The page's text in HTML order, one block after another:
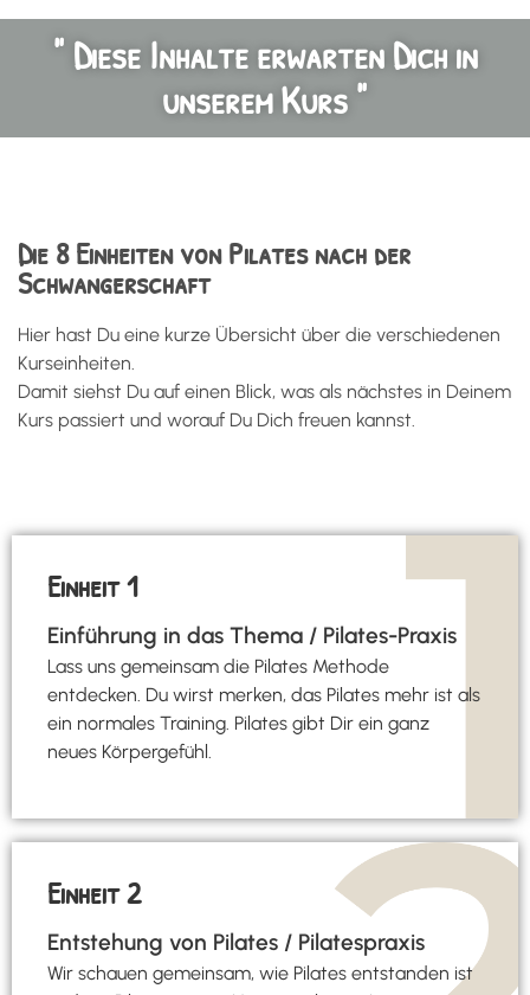
" Diese Inhalte erwarten Dich in
unserem Kurs "
Die 8 Einheiten von Pilates nach der
Schwangerschaft
Hier hast Du eine kurze Übersicht über die verschiedenen
Kurseinheiten.
Damit siehst Du auf einen Blick, was als nächstes in Deinem
Kurs passiert und worauf Du Dich freuen kannst.
Einheit 1
Einführung in das Thema / Pilates-Praxis
Lass uns gemeinsam die Pilates Methode
entdecken. Du wirst merken, das Pilates mehr ist als
ein normales Training. Pilates gibt Dir ein ganz
neues Körpergefühl.
Einheit 2
Entstehung von Pilates / Pilatespraxis
Wir schauen gemeinsam, wie Pilates entstanden ist